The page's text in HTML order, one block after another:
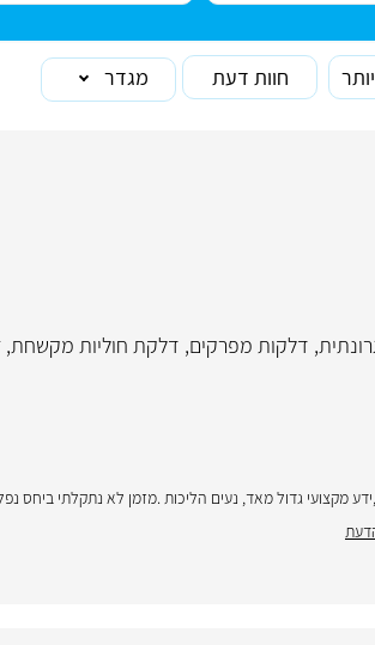
חוות דעת מגדר
, דלקות מפרקים, דלקת חוליות מקשחת,
מקצועי גדול מאד, נעים הליכות .מזמן לא נתקלתי ביחס